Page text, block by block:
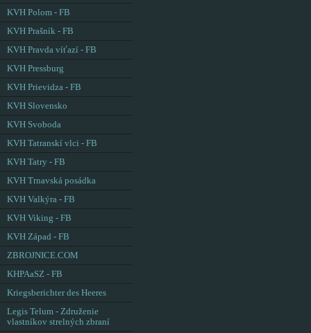
KVH Polom - FB
KVH Prašník - FB
KVH Pravda víťazí - FB
KVH Pressburg
KVH Prievidza - FB
KVH Slovensko
KVH Svoboda
KVH Tatranskí vlci - FB
KVH Tatry - FB
KVH Trnavská posádka
KVH Valkýra - FB
KVH Viking - FB
KVH Západ - FB
ZBROJNICE.COM
KHPAaSZ - FB
Kriegsberichter des Heeres
Legis Telum - Združenie
vlastníkov strelných zbraní